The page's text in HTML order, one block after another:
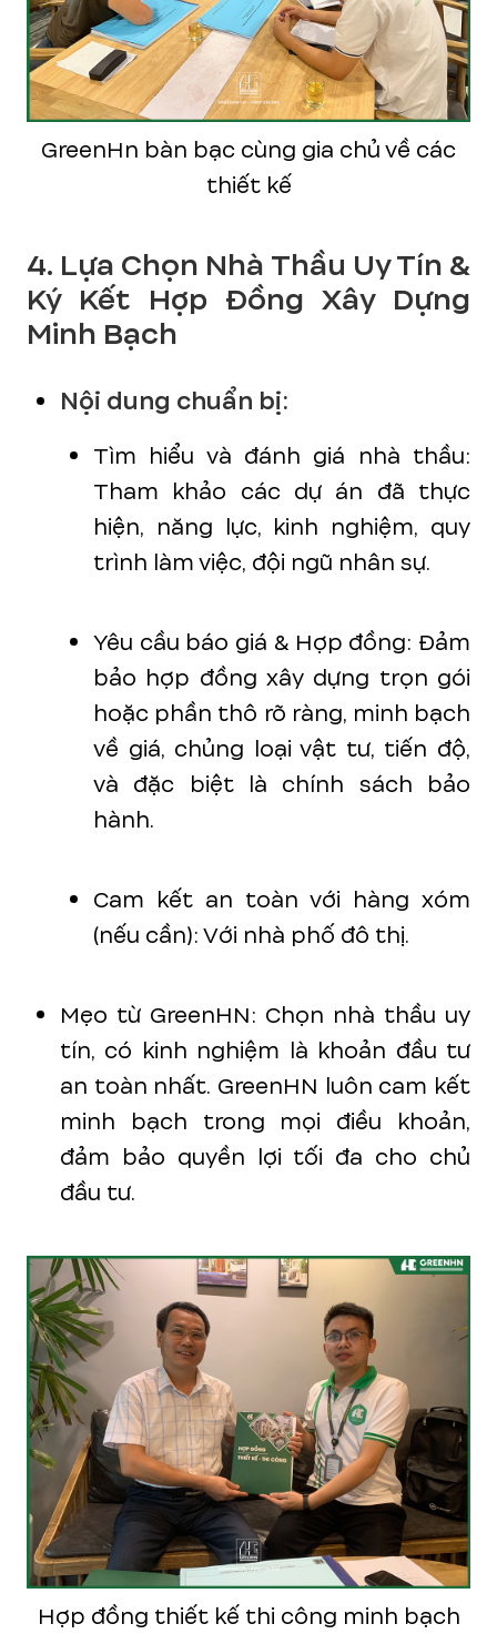
GreenHn bàn bạc cùng gia chủ về các
thiết kế
4. Lựa Chọn Nhà Thầu Uy Tín &
Ký Kết Hợp Đồng Xây Dựng
Minh Bạch
Nội dung chuẩn bị:
Tìm hiểu và đánh giá nhà thầu:
Tham khảo các dự án đã thực
hiện, năng lực, kinh nghiệm, quy
trình làm việc, đội ngũ nhân sự.
Yêu cầu báo giá & Hợp đồng: Đảm
bảo hợp đồng xây dựng trọn gói
hoặc phần thô rõ ràng, minh bạch
về giá, chủng loại vật tư, tiến độ,
và đặc biệt là chính sách bảo
hành.
Cam kết an toàn với hàng xóm
(nếu cần): Với nhà phố đô thị.
Mẹo từ GreenHN: Chọn nhà thầu uy
tín, có kinh nghiệm là khoản đầu tư
an toàn nhất. GreenHN luôn cam kết
minh bạch trong mọi điều khoản,
đảm bảo quyền lợi tối đa cho chủ
đầu tư.
Hợp đồng thiết kế thi công minh bạch